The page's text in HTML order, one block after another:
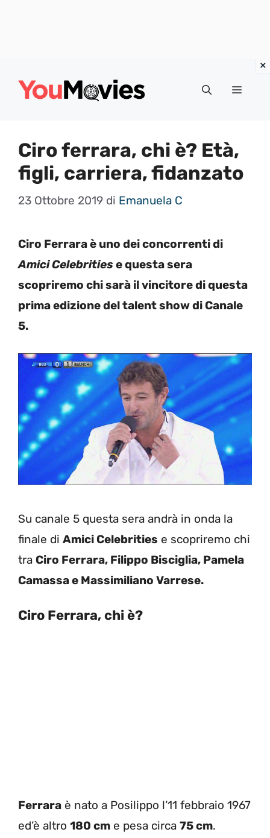
Menu
Ciro ferrara, chi è? Età,
figli, carriera, fidanzato
23 Ottobre 2019 di Emanuela C
Ciro Ferrara è uno dei concorrenti di
Amici Celebritiese questa sera
scopriremo chi sarà il vincitore di questa
prima edizione del talent show di Canale
5.
Su canale 5 questa sera andrà in onda la
finale di Amici Celebrities e scopriremo chi
tra Ciro Ferrara, Filippo Bisciglia, Pamela
Camassa e Massimiliano Varrese.
Ciro Ferrara, chi è?
Ferrara è nato a Posilippo l’11 febbraio 1967
ed’è altro 180 cm e pesa circa 75 cm.